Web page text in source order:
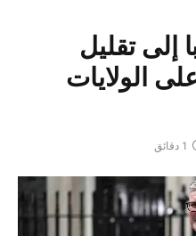
إلى تقليل
الولايات
1 دقائق